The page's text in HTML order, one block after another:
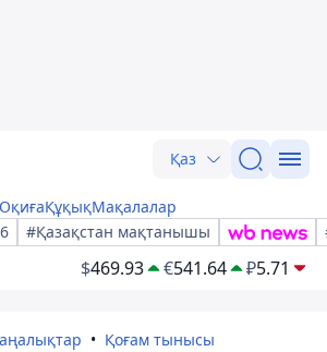
Қаз
ОқиғаҚұқықМақалалар
#Қазақстан мақтанышы
$469.93 €541.64 ₽5.71
Қоғам тынысы